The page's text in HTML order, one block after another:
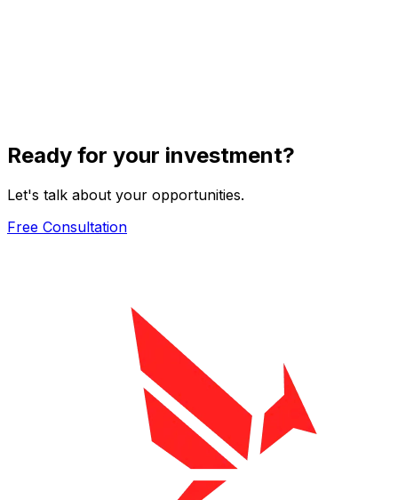
Ready for your investment?
Let's talk about your opportunities.
Free Consultation